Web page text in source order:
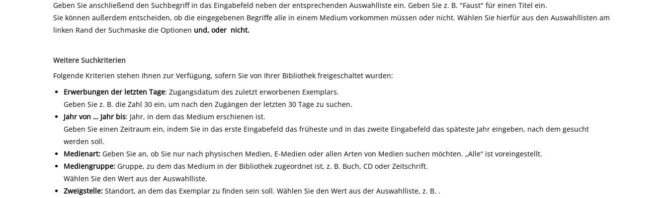
Geben Sie anschließend den Suchbegriff in das Eingabefeld neben der entsprechenden Auswahlliste ein. Geben Sie z. B. "Faust" für einen Titel ein.
Sie können außerdem entscheiden, ob die eingegebenen Begriffe alle in einem Medium vorkommen müssen oder nicht. Wählen Sie hierfür aus den Auswahllisten am
linken Rand der Suchmaske die Optionen und, oder nicht.
Weitere Suchkriterien
Folgende Kriterien stehen Ihnen zur Verfügung, sofern Sie von Ihrer Bibliothek freigeschaltet wurden:
Erwerbungen der letzten Tage: Zugangsdatum des zuletzt erworbenen Exemplars.
Geben Sie z. B. die Zahl 30 ein, um nach den Zugängen der letzten 30 Tage zu suchen.
Jahr von … Jahr bis: Jahr, in dem das Medium erschienen ist.
Geben Sie einen Zeitraum ein, indem Sie in das erste Eingabefeld das früheste und in das zweite Eingabefeld das späteste Jahr eingeben, nach dem gesucht
werden soll.
Medienart: Geben Sie an, ob Sie nur nach physischen Medien, E-Medien oder allen Arten von Medien suchen möchten. „Alle“ ist voreingestellt.
Mediengruppe: Gruppe, zu dem das Medium in der Bibliothek zugeordnet ist, z. B. Buch, CD oder Zeitschrift.
Wählen Sie den Wert aus der Auswahlliste.
Zweigstelle: Standort, an dem das Exemplar zu finden sein soll. Wählen Sie den Wert aus der Auswahlliste, z. B. .